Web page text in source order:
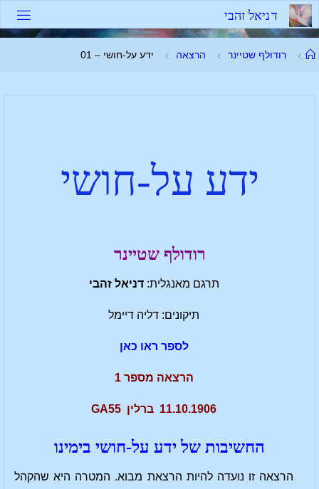
דניאל זהבי
רודולף שטיינר הרצאה ידע על-חושי – 01
ידע על-חושי
רודולף שטיינר
תרגם מאנגלית:דניאל זהבי
תיקונים: דליה דיימל
לספר ראו כאן
הרצאה מספר 1
11.10.1906 ברלין GA55
החשיבות של ידע על-חושי בימינו
הרצאה זו נועדה להיות הרצאת מבוא. המטרה היא שהקהל